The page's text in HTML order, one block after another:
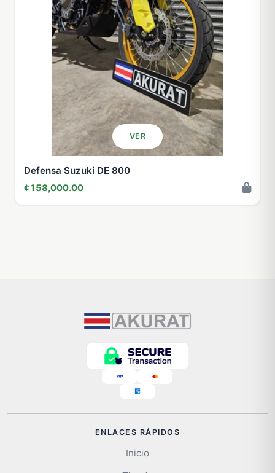
VER
Defensa Suzuki DE 800
¢158,000.00
ENLACES RÁPIDOS
Inicio